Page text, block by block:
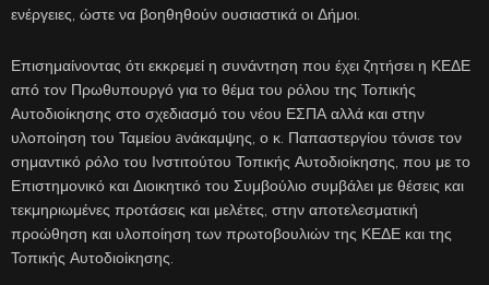
ενέργειες, ώστε να βοηθηθούν ουσιαστικά οι Δήμοι.
Επισημαίνοντας ότι εκκρεμεί η συνάντηση που έχει ζητήσει η ΚΕΔΕ
από τον Πρωθυπουργό για το θέμα του ρόλου της Τοπικής
Αυτοδιοίκησης στο σχεδιασμό του νέου ΕΣΠΑ αλλά και στην
υλοποίηση του Ταμείου aνάκαμψης, ο κ. Παπαστεργίου τόνισε τον
σημαντικό ρόλο του Ινστιτούτου Τοπικής Αυτοδιοίκησης, που με το
Επιστημονικό και Διοικητικό του Συμβούλιο συμβάλει με θέσεις και
τεκμηριωμένες προτάσεις και μελέτες, στην αποτελεσματική
προώθηση και υλοποίηση των πρωτοβουλιών της ΚΕΔΕ και της
Τοπικής Αυτοδιοίκησης.